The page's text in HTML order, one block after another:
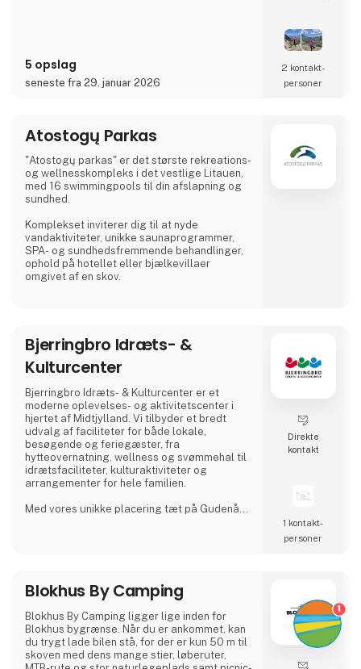
5 opslag
seneste fra 29. januar 2026
2 kontakt­
personer
Atostogų Parkas
"Atostogų parkas" er det største rekreations-
og wellnesskompleks i det vestlige Litauen,
med 16 swimmingpools til din afslapning og
sundhed.
Komplekset inviterer dig til at nyde
vandaktiviteter, unikke saunaprogrammer,
SPA- og sundhedsfremmende behandlinger,
ophold på hotellet eller bjælkevillaer
omgivet af en skov.
Bjerringbro Idræts- &
Kulturcenter
Bjerringbro Idræts- & Kulturcenter er et
moderne oplevelses- og aktivitetscenter i
hjertet af Midtjylland. Vi tilbyder et bredt
udvalg af faciliteter for både lokale,
besøgende og feriegæster, fra
hytteovernatning, wellness og svømmehal til
idrætsfaciliteter, kulturaktiviteter og
arrangementer for hele familien.
Med vores unikke placering tæt på Gudenåen
sportsaktivitet eller et større arrangement.
Bjerringbro Idræts- & Kulturcenter er en se
Direkte
kontakt
1 kontakt­
personer
Blokhus By Camping
Blokhus By Camping ligger lige inden for
Blokhus bygrænse. Når du er ankommet, kan
du trygt lade bilen stå, for der er kun 50 m til
skoven med dens mange stier, løberuter,
1